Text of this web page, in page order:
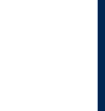
Facebook